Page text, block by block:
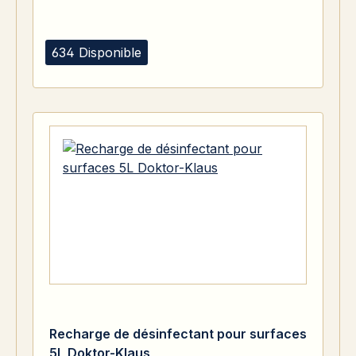
634 Disponible
Recharge de désinfectant pour surfaces
5L Doktor-Klaus